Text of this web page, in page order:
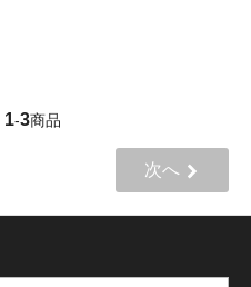
1-3商品
次へ